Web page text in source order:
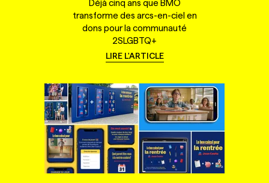
Déjà cinq ans que BMO
transforme des arcs-en-ciel en
dons pour la communauté
2SLGBTQ+
LIRE L'ARTICLE